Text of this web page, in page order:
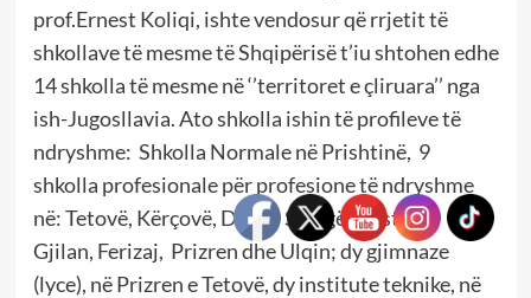
prof.Ernest Koliqi, ishte vendosur që rrjetit të
shkollave të mesme të Shqipërisë t’iu shtohen edhe
14 shkolla të mesme në ‘’territoret e çliruara’’ nga
ish-Jugosllavia. Ato shkolla ishin të profileve të
ndryshme: Shkolla Normale në Prishtinë, 9
shkolla profesionale për profesione të ndryshme
në: Tetovë, Kërçovë, Dibër, Strugë, Gostivar,
Gjilan, Ferizaj, Prizren dhe Ulqin; dy gjimnaze
(lyce), në Prizren e Tetovë, dy institute teknike, në